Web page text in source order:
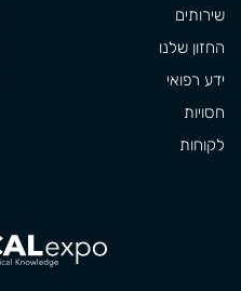
שירותים
החזון שלנו
ידע רפואי
חסויות
לקוחות